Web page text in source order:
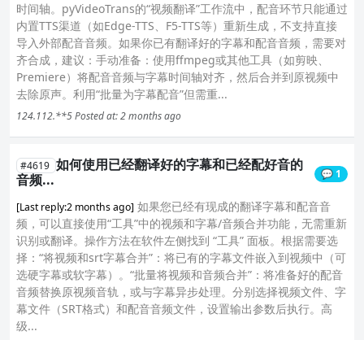
时间轴。pyVideoTrans的“视频翻译”工作流中，配音环节只能通过
内置TTS渠道（如Edge-TTS、F5-TTS等）重新生成，不支持直接
导入外部配音音频。如果你已有翻译好的字幕和配音音频，需要对
齐合成，建议：手动准备：使用ffmpeg或其他工具（如剪映、
Premiere）将配音音频与字幕时间轴对齐，然后合并到原视频中
去除原声。利用“批量为字幕配音”但需重...
124.112.**5Posted at: 2 months ago
#4619 如何使用已经翻译好的字幕和已经配好音的
音频...
💬 1
[Last reply:2 months ago] 如果您已经有现成的翻译字幕和配音音
频，可以直接使用“工具”中的视频和字幕/音频合并功能，无需重新
识别或翻译。操作方法在软件左侧找到 “工具” 面板。根据需要选
择：“将视频和srt字幕合并”：将已有的字幕文件嵌入到视频中（可
选硬字幕或软字幕）。“批量将视频和音频合并”：将准备好的配音
音频替换原视频音轨，或与字幕异步处理。分别选择视频文件、字
幕文件（SRT格式）和配音音频文件，设置输出参数后执行。高
级...